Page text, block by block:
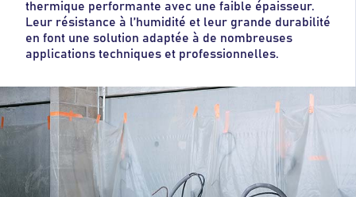
thermique performante avec une faible épaisseur.
Leur résistance à l’humidité et leur grande durabilité
en font une solution adaptée à de nombreuses
applications techniques et professionnelles.